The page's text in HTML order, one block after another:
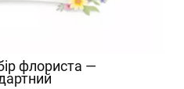
флориста —